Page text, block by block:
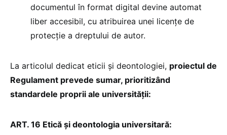
documentul în format digital devine automat
liber accesibil, cu atribuirea unei licențe de
protecție a dreptului de autor.
La articolul dedicat eticii și deontologiei, proiectul de
Regulament prevede sumar, prioritizând
standardele proprii ale universității:
ART. 16 Etică și deontologia universitară: